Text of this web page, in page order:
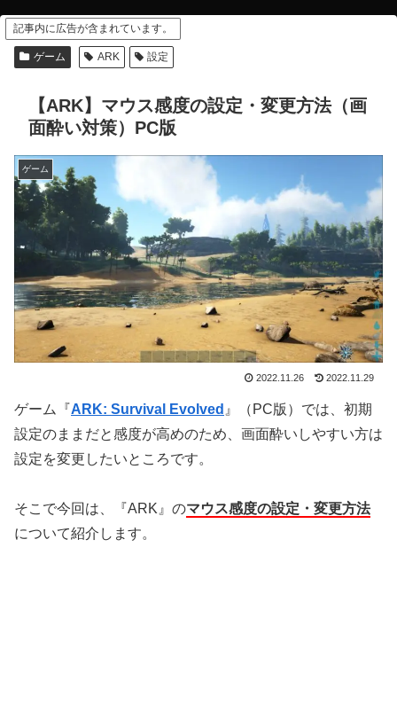
記事内に広告が含まれています。
ゲーム ARK 設定
【ARK】マウス感度の設定・変更方法（画
面酔い対策）PC版
ゲーム
2022.11.26 2022.11.29
ゲーム『ARK: Survival Evolved 』（PC版）では、初期
設定のままだと感度が高めのため、画面酔いしやすい方は
設定を変更したいところです。
そこで今回は、『ARK』のマウス感度の設定・変更方法
について紹介します。